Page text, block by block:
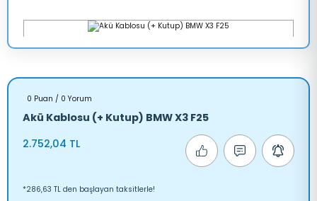
0 Puan / 0 Yorum
Akü Kablosu (+ Kutup) BMW X3 F25
2.752,04 TL
*286,63 TL den başlayan taksitlerle!